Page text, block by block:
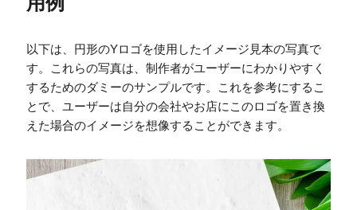
以下は、円形のYロゴを使用したイメージ見本の写真で
す。これらの写真は、制作者がユーザーにわかりやすく
するためのダミーのサンプルです。これを参考にするこ
とで、ユーザーは自分の会社やお店にこのロゴを置き換
えた場合のイメージを想像することができます。